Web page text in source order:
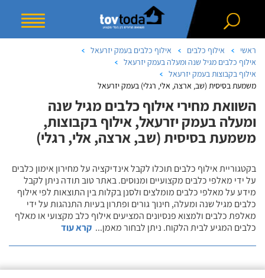
ראשי אילוף כלבים
אילוף כלבים בעמק יזרעאל
אילוף כלבים מגיל שנה ומעלה בעמק יזרעאל
אילוף בקבוצות בעמק יזרעאל
משמעת בסיסית (שב, ארצה, אלי, רגלי) בעמק יזרעאל
השוואת מחירי אילוף כלבים מגיל שנה
ומעלה בעמק יזרעאל, אילוף בקבוצות,
משמעת בסיסית (שב, ארצה, אלי, רגלי)
בקטגוריית אילוף כלבים תוכלו לקבל אינדיקציה על מחירון אימון כלבים
על ידי מאלפי כלבים מקצועיים ומנוסים. באתר טוב תודה ניתן לקבל
מידע על מאלפי כלבים מומלצים ולסנן בקלות בין התוצאות לפי אילוף
כלבים מגיל שנה ומעלה, חינוך גורים ופתרון בעיות התנהגות על ידי
מאלפת כלבים ולמצוא פנסיונים המציעים אילוף כלב מקצועי או מאלף
כלבים המגיע לבית הלקוח. ניתן לבחור מאמן... קרא עוד